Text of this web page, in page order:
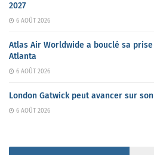
2027
6 AOÛT 2026
Atlas Air Worldwide a bouclé sa
Atlanta
6 AOÛT 2026
London Gatwick peut avancer sur
6 AOÛT 2026